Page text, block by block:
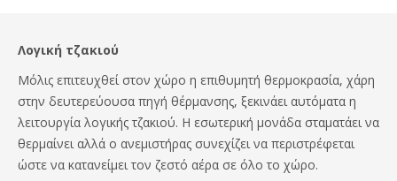
Λογική τζακιού
Μόλις επιτευχθεί στον χώρο η επιθυμητή θερμοκρασία, χάρη
στην δευτερεύουσα πηγή θέρμανσης, ξεκινάει αυτόματα η
λειτουργία λογικής τζακιού. Η εσωτερική μονάδα σταματάει να
θερμαίνει αλλά ο ανεμιστήρας συνεχίζει να περιστρέφεται
ώστε να κατανείμει τον ζεστό αέρα σε όλο το χώρο.